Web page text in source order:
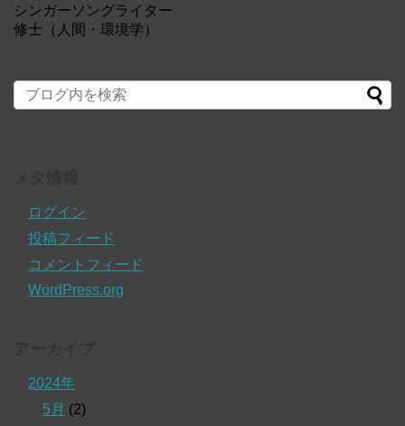
シンガーソングライター
修士（人間・環境学）
ログイン
投稿フィード
コメントフィード
WordPress.org
2024年
5月 (2)